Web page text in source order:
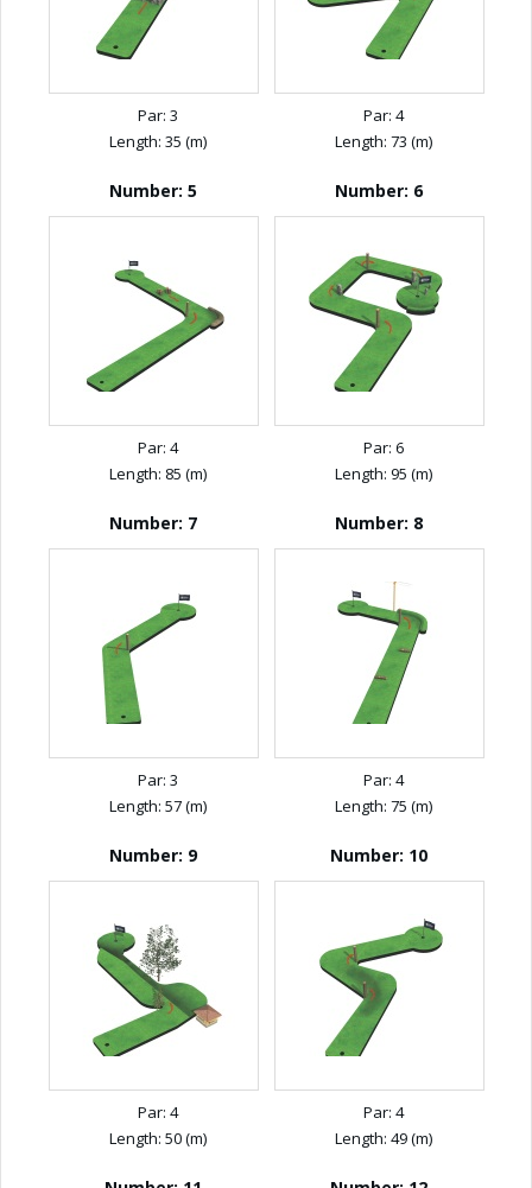
Par: 3
Length: 35 (m)
Par: 4
Length: 73 (m)
Number: 5
Par: 4
Length: 85 (m)
Number: 6
Par: 6
Length: 95 (m)
Number: 7
Par: 3
Length: 57 (m)
Number: 8
Par: 4
Length: 75 (m)
Number: 9
Par: 4
Length: 50 (m)
Number: 10
Par: 4
Length: 49 (m)